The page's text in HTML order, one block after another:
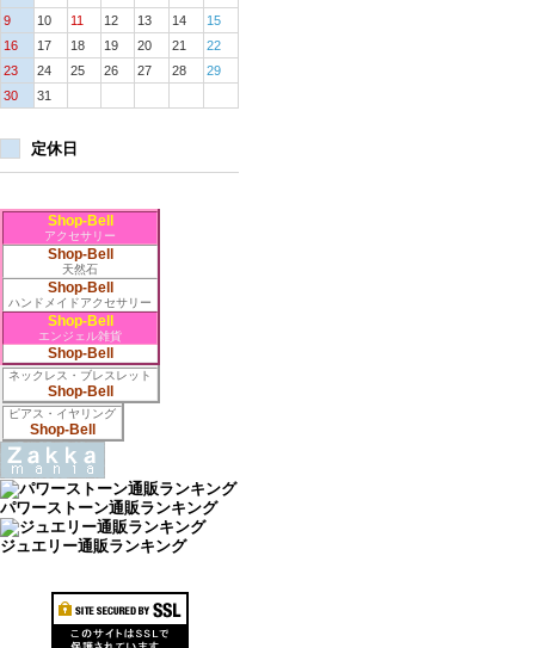
9
10 11 12 13 14
15
16
17 18 19 20 21
22
23
24 25 26 27 28
29
30
31
定休日
Shop-Bell
アクセサリー
Shop-Bell
天然石
Shop-Bell
ハンドメイドアクセサリー
Shop-Bell
エンジェル雑貨
Shop-Bell
ネックレス・ブレスレット
Shop-Bell
ピアス・イヤリング
Shop-Bell
パワーストーン通販ランキング
ジュエリー通販ランキング